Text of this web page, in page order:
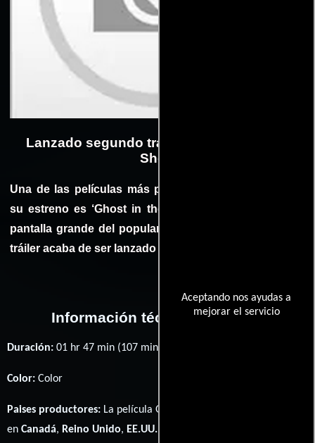
Aceptando nos ayudas a
mejorar el servicio
Lanzado segundo tráiler de ‘Ghost in the
Shell’
Una de las películas más polémicas incluso antes de
su estreno es ‘Ghost in the Shell’, la adaptación a la
pantalla grande del popular anime de culto. Un nuevo
tráiler acaba de ser lanzado y puedes verlo acá.
Información técnica y general
Duración: 01 hr 47 min (107 minutos) .
Color: Color
Paises productores: La película Ghost in the Shell fué producida
en Canadá, Reino Unido, EE.UU.